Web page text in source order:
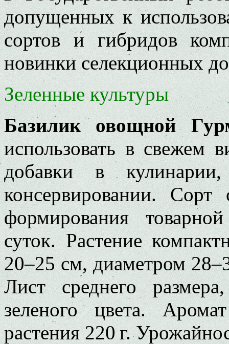
допущенных к
сортов и гибридов
новинки селекционных
Зеленные культуры
Базилик овощной
использовать в свежем
добавки в
консервировании.
формирования
суток. Растение
20–25 см, диаметром
Лист среднего
зеленого цвета.
растения 220 г.